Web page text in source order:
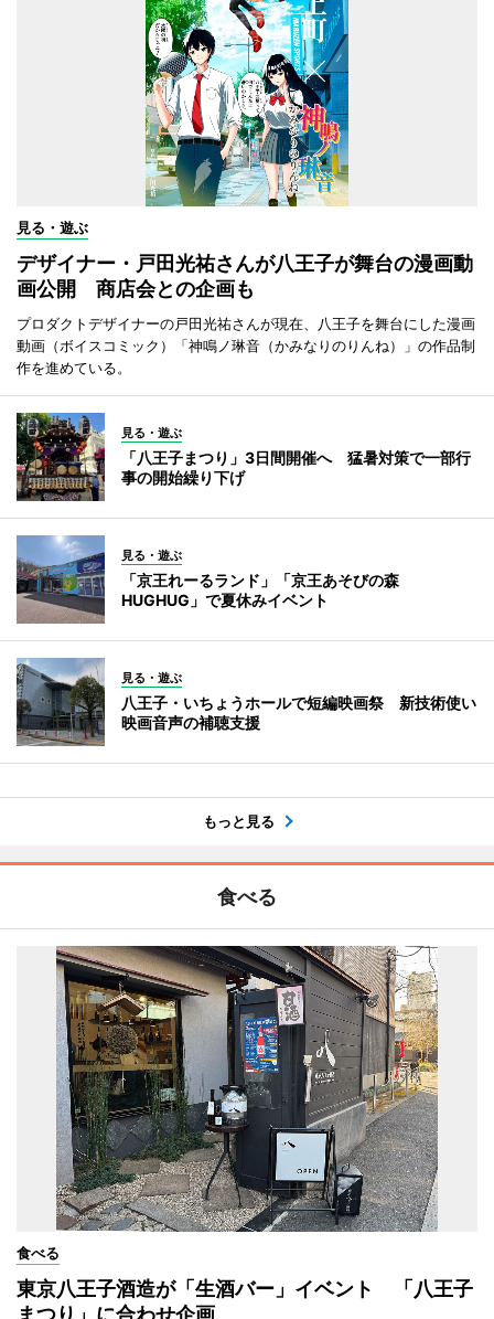
見る・遊ぶ
デザイナー・戸田光祐さんが八王子が舞台の漫画動
画公開 商店会との企画も
プロダクトデザイナーの戸田光祐さんが現在、八王子を舞台にした漫画
動画（ボイスコミック）「神鳴ノ琳音（かみなりのりんね）」の作品制
作を進めている。
見る・遊ぶ
「八王子まつり」3日間開催へ 猛暑対策で一部行
事の開始繰り下げ
見る・遊ぶ
「京王れーるランド」「京王あそびの森
HUGHUG」で夏休みイベント
見る・遊ぶ
八王子・いちょうホールで短編映画祭 新技術使い
映画音声の補聴支援
もっと見る
食べる
食べる
東京八王子酒造が「生酒バー」イベント 「八王子
まつり」に合わせ企画